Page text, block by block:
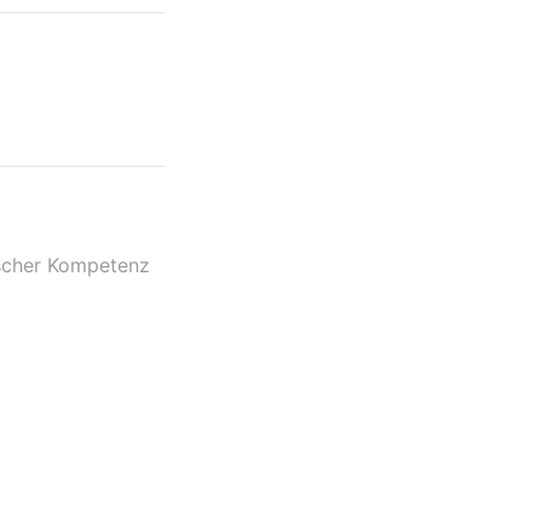
Kompetenz